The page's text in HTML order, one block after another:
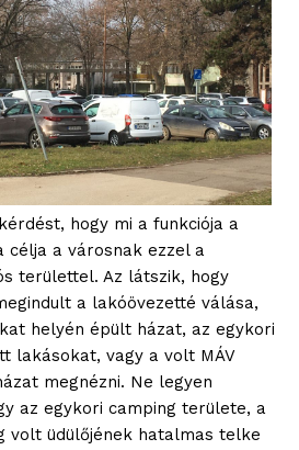
hogy mi a funkciója a
célja a városnak ezzel a
területtel. Az látszik, hogy
a lakóövezetté válása,
helyén épült házat, az egykori
lakásokat, vagy a volt MÁV
megnézni. Ne legyen
az egykori camping területe, a
volt üdülőjének hatalmas telke